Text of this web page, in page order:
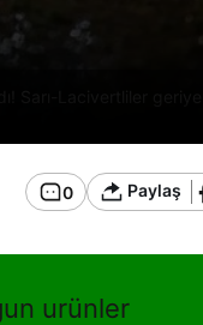
Sarı-Lacivertliler
0 Paylaş
urünler